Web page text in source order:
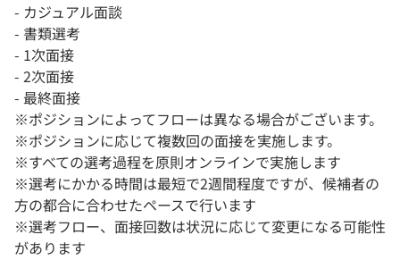
- カジュアル面談
- 書類選考
- 1次面接
- 2次面接
- 最終面接
※ポジションによってフローは異なる場合がございます。
※ポジションに応じて複数回の面接を実施します。
※すべての選考過程を原則オンラインで実施します
※選考にかかる時間は最短で2週間程度ですが、候補者の
方の都合に合わせたペースで行います
※選考フロー、面接回数は状況に応じて変更になる可能性
があります